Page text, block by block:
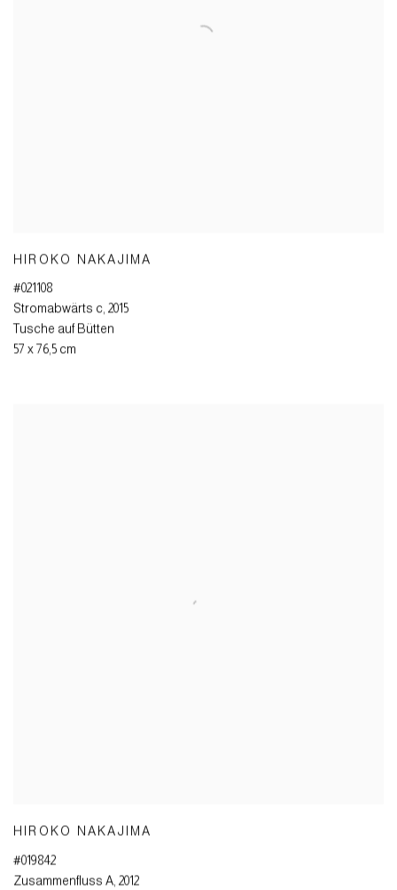
HIROKO NAKAJIMA
#021108
Stromabwärts c, 2015
Tusche auf Bütten
57 x 76,5 cm
HIROKO NAKAJIMA
#019842
Zusammenfluss A, 2012